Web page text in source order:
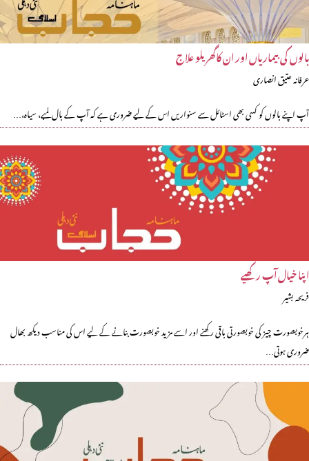
بالوں کی بیماریاں اور ان کاگھریلو علاج
عرفانہ عتیق انصاری
آپ اپنے بالوں کو کسی بھی اسٹائل سے سنواریں اس کے لیے ضروری ہے کہ آپ کے بال لمبے، سیاہ،…
اپنا خیال آپ رکھیے
فریحہ بشیر
ہرخوبصورت چیز کی خوبصورتی باقی رکھنے اور اسے مزید خوبصورت بنانے کے لیے اس کی مناسب دیکھ بھال
ضروری ہوتی…